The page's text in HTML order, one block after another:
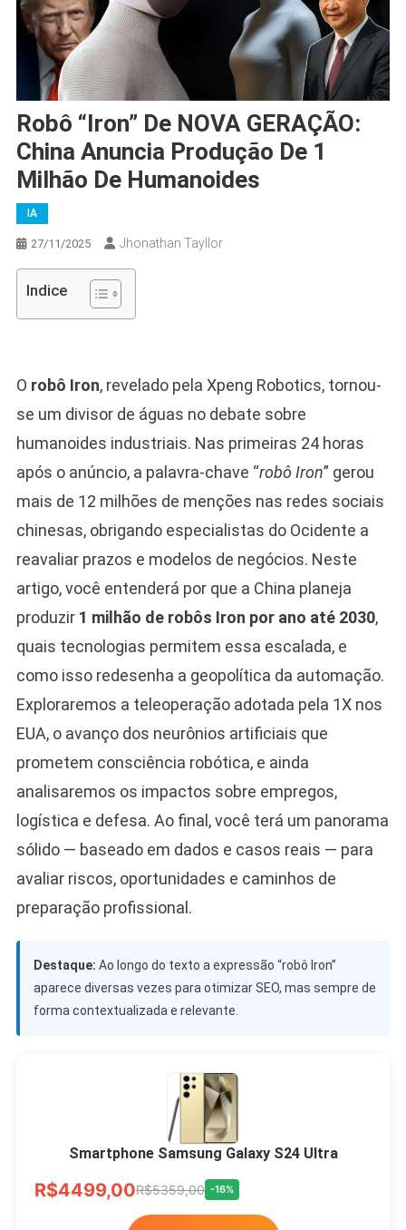
Robô “Iron” De NOVA GERAÇÃO:
China Anuncia Produção De 1
Milhão De Humanoides
IA
27/11/2025 Jhonathan Tayllor
Indice
O robô Iron, revelado pela Xpeng Robotics, tornou-
se um divisor de águas no debate sobre
humanoides industriais. Nas primeiras 24 horas
após o anúncio, a palavra-chave “robô Iron” gerou
mais de 12 milhões de menções nas redes sociais
chinesas, obrigando especialistas do Ocidente a
reavaliar prazos e modelos de negócios. Neste
artigo, você entenderá por que a China planeja
produzir 1 milhão de robôs Iron por ano até 2030,
quais tecnologias permitem essa escalada, e
como isso redesenha a geopolítica da automação.
Exploraremos a teleoperação adotada pela 1X nos
EUA, o avanço dos neurônios artificiais que
prometem consciência robótica, e ainda
analisaremos os impactos sobre empregos,
logística e defesa. Ao final, você terá um panorama
sólido — baseado em dados e casos reais — para
avaliar riscos, oportunidades e caminhos de
preparação profissional.
Destaque: Ao longo do texto a expressão “robô Iron”
aparece diversas vezes para otimizar SEO, mas sempre de
forma contextualizada e relevante.
Smartphone Samsung Galaxy S24 Ultra
R$4499,00R$5359,00 -16%